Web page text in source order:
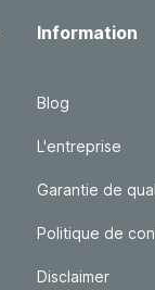
Information
Blog
L'entreprise
Garantie de
Politique de
Disclaimer